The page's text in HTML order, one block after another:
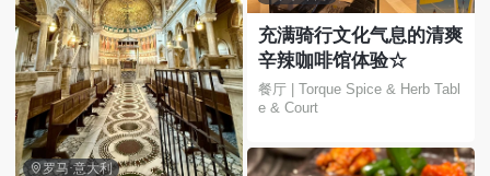
 罗马·意大利
充满骑行文化气息的清爽
辛辣咖啡馆体验☆
餐厅 | Torque Spice & Herb Tabl
e & Court